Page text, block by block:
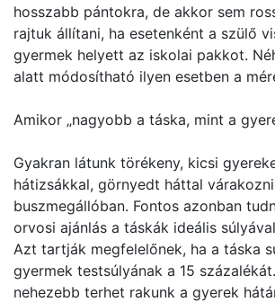
hosszabb pántokra, de akkor sem
rajtuk állítani, ha esetenként a szülő
gyermek helyett az iskolai pakkot.
alatt módosítható ilyen esetben a
Amikor „nagyobb a táska, mint a
Gyakran látunk törékeny, kicsi
hátizsákkal, görnyedt háttal
buszmegállóban. Fontos azonban
orvosi ajánlás a táskák ideális
Azt tartják megfelelőnek, ha a táska
gyermek testsúlyának a 15
nehezebb terhet rakunk a gyerek